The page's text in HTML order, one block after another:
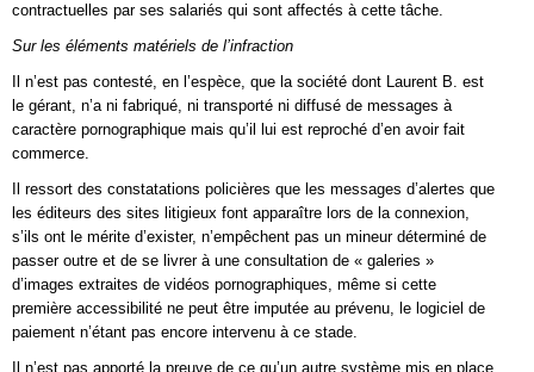
contractuelles par ses salariés qui sont affectés à cette tâche.
Sur les éléments matériels de l’infraction
Il n’est pas contesté, en l’espèce, que la société dont Laurent B. est
le gérant, n’a ni fabriqué, ni transporté ni diffusé de messages à
caractère pornographique mais qu’il lui est reproché d’en avoir fait
commerce.
Il ressort des constatations policières que les messages d’alertes que
les éditeurs des sites litigieux font apparaître lors de la connexion,
s’ils ont le mérite d’exister, n’empêchent pas un mineur déterminé de
passer outre et de se livrer à une consultation de « galeries »
d’images extraites de vidéos pornographiques, même si cette
première accessibilité ne peut être imputée au prévenu, le logiciel de
paiement n’étant pas encore intervenu à ce stade.
Il n’est pas apporté la preuve de ce qu’un autre système mis en place